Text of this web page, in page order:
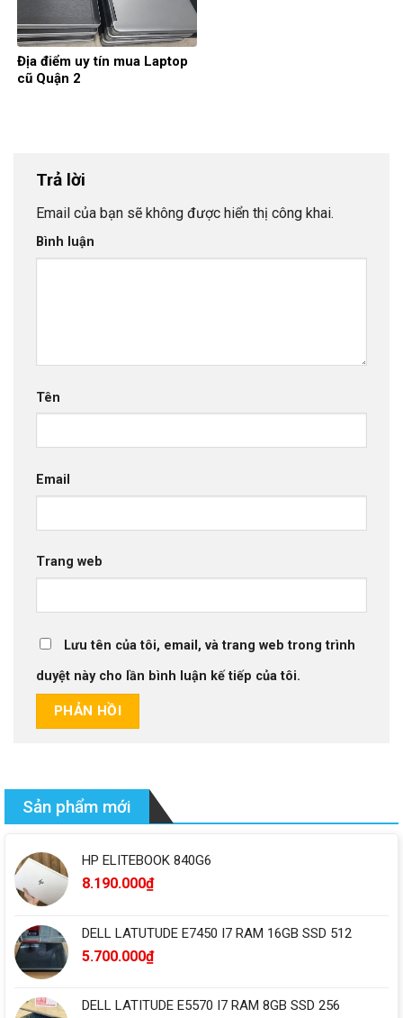
Địa điểm uy tín mua Laptop
cũ Quận 2
Trả lời
Email của bạn sẽ không được hiển thị công khai.
Bình luận
Tên
Email
Trang web
Lưu tên của tôi, email, và trang web trong trình
duyệt này cho lần bình luận kế tiếp của tôi.
Sản phẩm mới
HP ELITEBOOK 840G6
8.190.000₫
DELL LATUTUDE E7450 I7 RAM 16GB SSD 512
5.700.000₫
DELL LATITUDE E5570 I7 RAM 8GB SSD 256